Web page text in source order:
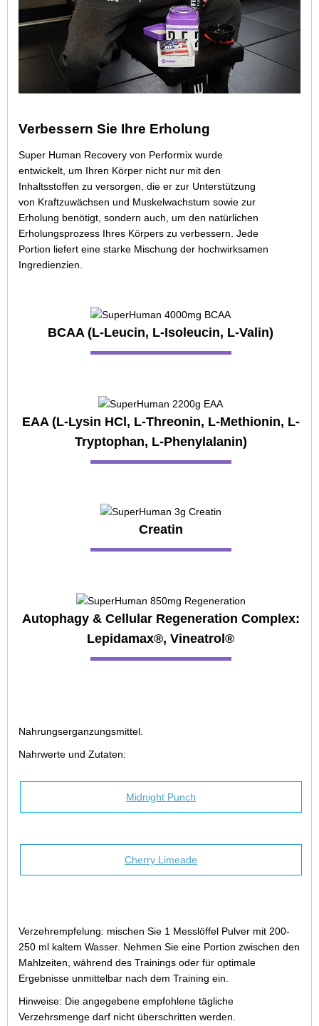
Verbessern Sie Ihre Erholung
Super Human Recovery von Performix wurde
entwickelt, um Ihren Körper nicht nur mit den
Inhaltsstoffen zu versorgen, die er zur Unterstützung
von Kraftzuwächsen und Muskelwachstum sowie zur
Erholung benötigt, sondern auch, um den natürlichen
Erholungsprozess Ihres Körpers zu verbessern. Jede
Portion liefert eine starke Mischung der hochwirksamen
Ingredienzien.
BCAA (L-Leucin, L-Isoleucin, L-Valin)
EAA (L-Lysin HCl, L-Threonin, L-Methionin, L-
Tryptophan, L-Phenylalanin)
Creatin
Autophagy & Cellular Regeneration Complex:
Lepidamax®, Vineatrol®
Nahrungserganzungsmittel.
Nahrwerte und Zutaten:
Midnight Punch
Cherry Limeade
Verzehrempfelung: mischen Sie 1 Messlöffel Pulver mit 200-
250 ml kaltem Wasser. Nehmen Sie eine Portion zwischen den
Mahlzeiten, während des Trainings oder für optimale
Ergebnisse unmittelbar nach dem Training ein.
Hinweise: Die angegebene empfohlene tägliche
Verzehrsmenge darf nicht überschritten werden.